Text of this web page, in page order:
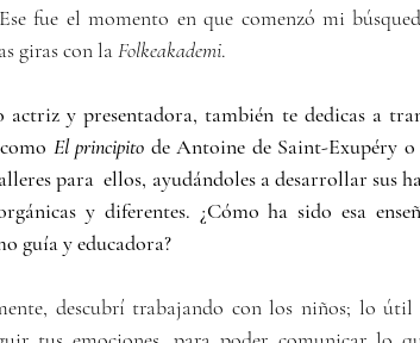
fue el momento en que comenzó mi
giras con la Folkeakademi.
actriz y presentadora, también te dedicas a
El principito de Antoine de Saint-Exupéry
para  ellos, ayudándoles a desarrollar sus
y diferentes. ¿Cómo ha sido esa
guía y educadora?